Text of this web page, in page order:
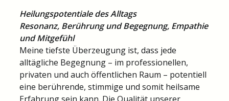
Heilungspotentiale des Alltags
Resonanz, Berührung und Begegnung, Empathie
und Mitgefühl
Meine tiefste Überzeugung ist, dass jede
alltägliche Begegnung – im professionellen,
privaten und auch öffentlichen Raum – potentiell
eine berührende, stimmige und somit heilsame